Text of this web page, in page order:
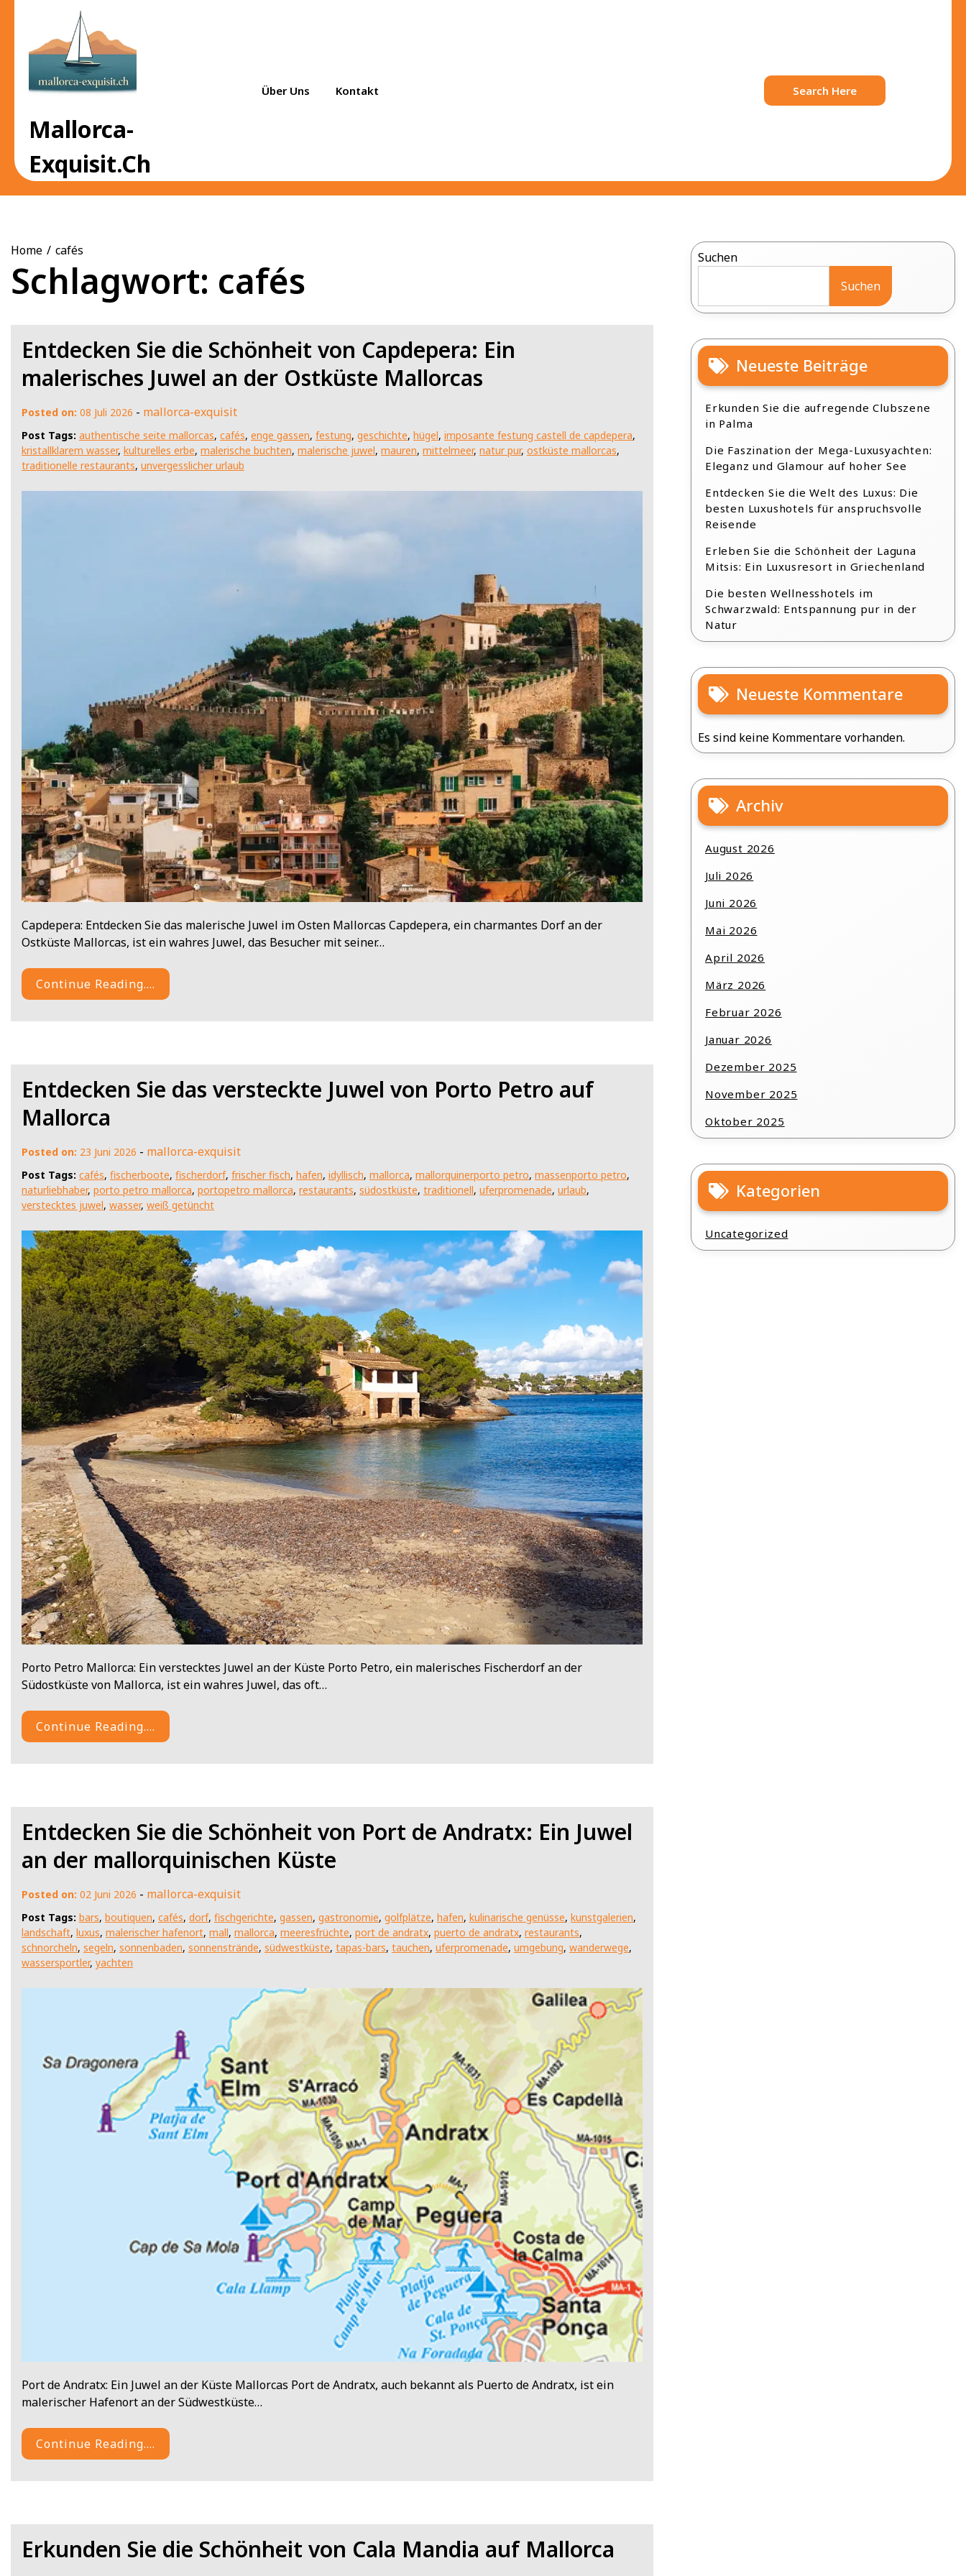
Mallorca-
Exquisit.ch
Über Uns Kontakt Search Here
Home cafés
Schlagwort: cafés
Entdecken Sie die Schönheit von Capdepera: Ein
malerisches Juwel an der Ostküste Mallorcas
Posted on: 08 Juli 2026 - mallorca-exquisit
Post Tags: authentische seite mallorcas, cafés, enge gassen, festung, geschichte, hügel, imposante festung castell de capdepera,
kristallklarem wasser, kulturelles erbe, malerische buchten, malerische juwel, mauren, mittelmeer, natur pur, ostküste mallorcas,
traditionelle restaurants, unvergesslicher urlaub
Capdepera: Entdecken Sie das malerische Juwel im Osten Mallorcas Capdepera, ein charmantes Dorf an der
Ostküste Mallorcas, ist ein wahres Juwel, das Besucher mit seiner…
Continue Reading....
Entdecken Sie das versteckte Juwel von Porto Petro auf
Mallorca
Posted on: 23 Juni 2026 - mallorca-exquisit
Post Tags: cafés, fischerboote, fischerdorf, frischer fisch, hafen, idyllisch, mallorca, mallorquinerporto petro, massenporto petro,
naturliebhaber, porto petro mallorca, portopetro mallorca, restaurants, südostküste, traditionell, uferpromenade, urlaub,
verstecktes juwel, wasser, weiß getüncht
Porto Petro Mallorca: Ein verstecktes Juwel an der Küste Porto Petro, ein malerisches Fischerdorf an der
Südostküste von Mallorca, ist ein wahres Juwel, das oft…
Continue Reading....
Entdecken Sie die Schönheit von Port de Andratx: Ein Juwel
an der mallorquinischen Küste
Posted on: 02 Juni 2026 - mallorca-exquisit
Post Tags: bars, boutiquen, cafés, dorf, fischgerichte, gassen, gastronomie, golfplätze, hafen, kulinarische genüsse, kunstgalerien,
landschaft, luxus, malerischer hafenort, mall, mallorca, meeresfrüchte, port de andratx, puerto de andratx, restaurants,
schnorcheln, segeln, sonnenbaden, sonnenstrände, südwestküste, tapas-bars, tauchen, uferpromenade, umgebung, wanderwege,
wassersportler, yachten
Port de Andratx: Ein Juwel an der Küste Mallorcas Port de Andratx, auch bekannt als Puerto de Andratx, ist ein
malerischer Hafenort an der Südwestküste…
Continue Reading....
Erkunden Sie die Schönheit von Cala Mandia auf Mallorca
Suchen
Suchen
Neueste Beiträge
Erkunden Sie die aufregende Clubszene
in Palma
Die Faszination der Mega-Luxusyachten:
Eleganz und Glamour auf hoher See
Entdecken Sie die Welt des Luxus: Die
besten Luxushotels für anspruchsvolle
Reisende
Erleben Sie die Schönheit der Laguna
Mitsis: Ein Luxusresort in Griechenland
Die besten Wellnesshotels im
Schwarzwald: Entspannung pur in der
Natur
Neueste Kommentare
Es sind keine Kommentare vorhanden.
Archiv
August 2026
Juli 2026
Juni 2026
Mai 2026
April 2026
März 2026
Februar 2026
Januar 2026
Dezember 2025
November 2025
Oktober 2025
Kategorien
Uncategorized